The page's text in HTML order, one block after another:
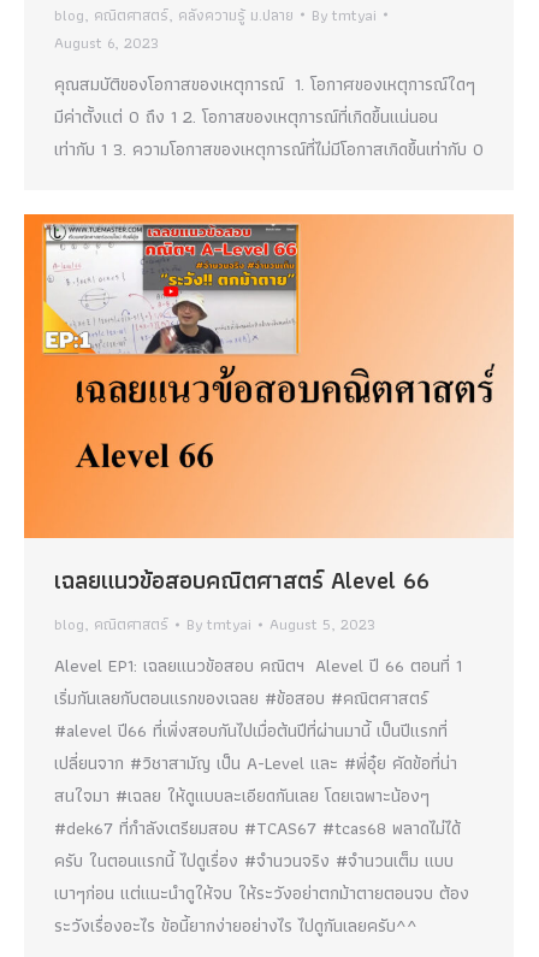
blog, คณิตศาสตร์, คลังความรู้ ม.ปลาย Bytmtyai
August 6, 2023
คุณสมบัติของโอกาสของเหตุการณ์ 1. โอกาศของเหตุการณ์ใดๆ
มีค่าตั้งแต่ 0 ถึง 1 2. โอกาสของเหตุการณ์ที่เกิดขึ้นแน่นอน
เท่ากับ 1 3. ความโอกาสของเหตุการณ์ที่ไม่มีโอกาสเกิดขึ้นเท่ากับ 0
เฉลยแนวข้อสอบคณิตศาสตร์ Alevel 66
blog, คณิตศาสตร์ Bytmtyai August 5, 2023
Alevel EP1: เฉลยแนวข้อสอบ คณิตฯ Alevel ปี 66 ตอนที่ 1
เริ่มกันเลยกับตอนแรกของเฉลย #ข้อสอบ #คณิตศาสตร์
#alevel ปี66 ที่เพิ่งสอบกันไปเมื่อต้นปีที่ผ่านมานี้ เป็นปีแรกที่
เปลี่ยนจาก #วิชาสามัญ เป็น A-Level และ #พี่อุ๋ย คัดข้อที่น่า
สนใจมา #เฉลย ให้ดูแบบละเอียดกันเลย โดยเฉพาะน้องๆ
#dek67 ที่กำลังเตรียมสอบ #TCAS67 #tcas68 พลาดไม่ได้
ครับ ในตอนแรกนี้ ไปดูเรื่อง #จำนวนจริง #จำนวนเต็ม แบบ
เบาๆก่อน แต่แนะนำดูให้จบ ให้ระวังอย่าตกม้าตายตอนจบ ต้อง
ระวังเรื่องอะไร ข้อนี้ยากง่ายอย่างไร ไปดูกันเลยครับ^^